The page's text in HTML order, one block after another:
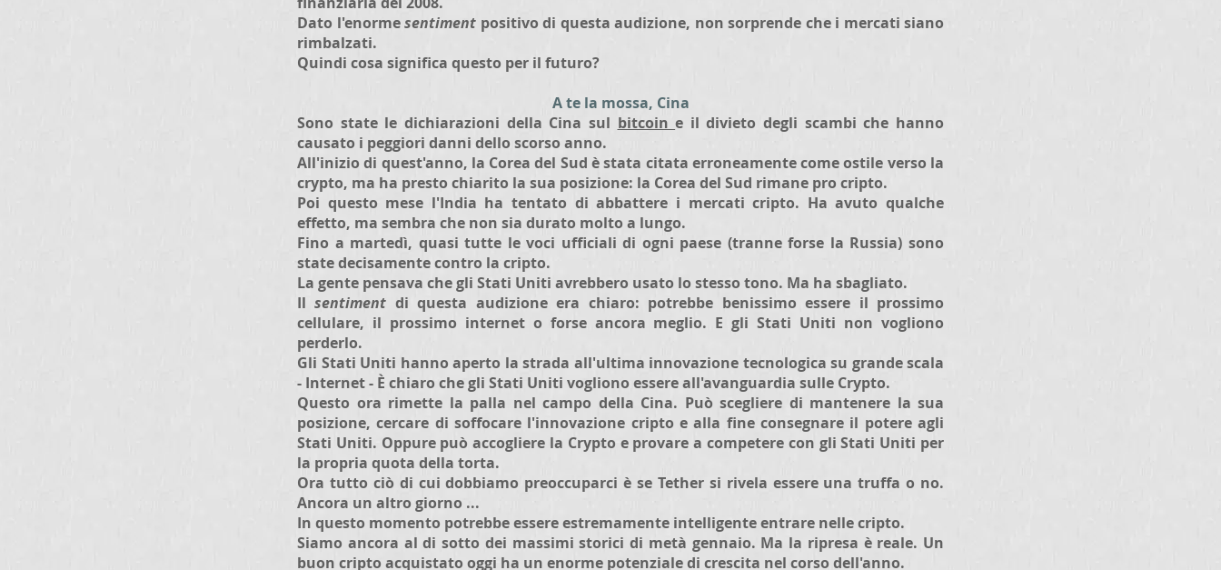
Dato l'enormesentiment positivo di questa audizione, non sorprende che i mercati siano
rimbalzati.
Quindi cosa significa questo per il futuro?
A te la mossa, Cina
Sono state le dichiarazioni della Cina sul bitcoine il divieto degli scambi che hanno
causato i peggiori danni dello scorso anno.
All'inizio di quest'anno, la Corea del Sud è stata citata erroneamente come ostile verso la
crypto, ma ha presto chiarito la sua posizione: la Corea del Sud rimane pro cripto.
Poi questo mese l'India ha tentato di abbattere i mercati cripto. Ha avuto qualche
effetto, ma sembra che non sia durato molto a lungo.
Fino a martedì, quasi tutte le voci ufficiali di ogni paese (tranne forse la Russia) sono
state decisamente contro la cripto.
La gente pensava che gli Stati Uniti avrebbero usato lo stesso tono. Ma ha sbagliato.
Ilsentiment di questa audizione era chiaro: potrebbe benissimo essere il prossimo
cellulare, il prossimo internet o forse ancora meglio. E gli Stati Uniti non vogliono
perderlo.
Gli Stati Uniti hanno aperto la strada all'ultima innovazione tecnologica su grande scala
- Internet - È chiaro che gli Stati Uniti vogliono essere all'avanguardia sulle Crypto.
Questo ora rimette la palla nel campo della Cina. Può scegliere di mantenere la sua
posizione, cercare di soffocare l'innovazione cripto e alla fine consegnare il potere agli
Stati Uniti. Oppure può accogliere la Crypto e provare a competere con gli Stati Uniti per
la propria quota della torta.
Ora tutto ciò di cui dobbiamo preoccuparci è se Tether si rivela essere una truffa o no.
Ancora un altro giorno ...
In questo momento potrebbe essere estremamente intelligente entrare nelle cripto.
Siamo ancora al di sotto dei massimi storici di metà gennaio. Ma la ripresa è reale. Un
buon cripto acquistato oggi ha un enorme potenziale di crescita nel corso dell'anno.